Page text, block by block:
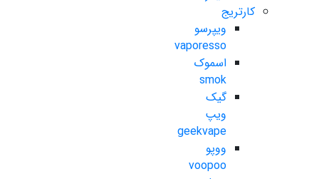
کارتریج
ویپرسو
vaporesso
اسموک
smok
گیک
ویپ
geekvape
ووپو
voopoo